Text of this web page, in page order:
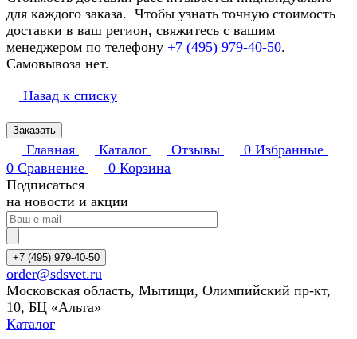
для каждого заказа. Чтобы узнать точную стоимость
доставки в ваш регион, свяжитесь с вашим
менеджером по телефону +7 (495) 979-40-50.
Самовывоза нет.
Назад к списку
Заказать
Главная Каталог Отзывы 0 Избранные
0 Сравнение 0 Корзина
Подписаться
на новости и акции
+7 (495) 979-40-50
order@sdsvet.ru
Московская область, Мытищи, Олимпийский пр-кт,
10, БЦ «Альта»
Каталог